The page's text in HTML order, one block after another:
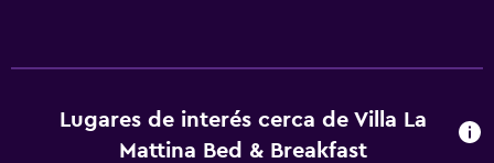
Lugares de interés cerca de Villa La
Mattina Bed & Breakfast